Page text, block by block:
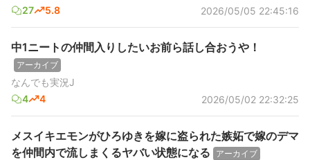
27
5.8 2026/05/05 22:45:16
中1ニートの仲間入りしたいお前ら話し合おうや！
アーカイブ
なんでも実況J
4
4 2026/05/02 22:32:25
メスイキエモンがひろゆきを嫁に盗られた嫉妬で嫁のデマ
を仲間内で流しまくるヤバい状態になる
アーカイブ